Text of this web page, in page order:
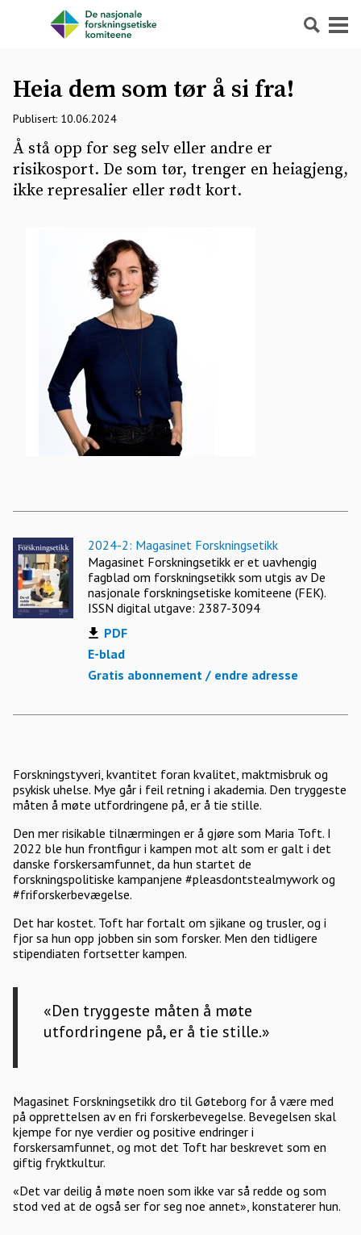
Søk Meny
Heia dem som tør å si fra!
Publisert: 10.06.2024
Å stå opp for seg selv eller andre er
risikosport. De som tør, trenger en heiagjeng,
ikke represalier eller rødt kort.
2024-2: Magasinet Forskningsetikk
Magasinet Forskningsetikk er et uavhengig
fagblad om forskningsetikk som utgis av De
nasjonale forskningsetiske komiteene (FEK).
ISSN digital utgave: 2387-3094
PDF
E-blad
Gratis abonnement / endre adresse
Forskningstyveri, kvantitet foran kvalitet, maktmisbruk og
psykisk uhelse. Mye går i feil retning i akademia. Den tryggeste
måten å møte utfordringene på, er å tie stille.
Den mer risikable tilnærmingen er å gjøre som Maria Toft. I
2022 ble hun frontfigur i kampen mot alt som er galt i det
danske forskersamfunnet, da hun startet de
forskningspolitiske kampanjene #pleasdontstealmywork og
#friforskerbevægelse.
Det har kostet. Toft har fortalt om sjikane og trusler, og i
fjor sa hun opp jobben sin som fors­ker. Men den tidligere
stipendiaten fortsetter kampen.
«Den tryggeste måten å møte
utfordringene på, er å tie stille.»
Magasinet Forskningsetikk dro til Gøteborg for å være med
på opprettelsen av en fri forskerbevegelse. Bevegelsen skal
kjempe for nye verdier og positive endringer i
forskersamfunnet, og mot det Toft har beskrevet som en
giftig fryktkultur.
«Det var deilig å møte noen som ikke var så redde og som
stod ved at de også ser for seg noe annet», konstaterer hun.